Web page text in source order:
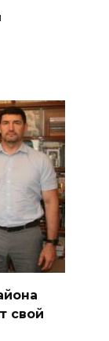
свой